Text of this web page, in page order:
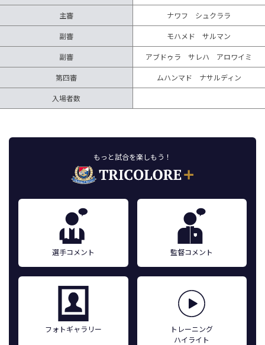
主審 ナワフ シュクララ
副審 モハメド サルマン
副審 アブドゥラ サレハ アロワイミ
第四審 ムハンマド ナサルディン
入場者数
もっと試合を楽しもう！
選手コメント 監督コメント
フォトギャラリー
トレーニング
ハイライト